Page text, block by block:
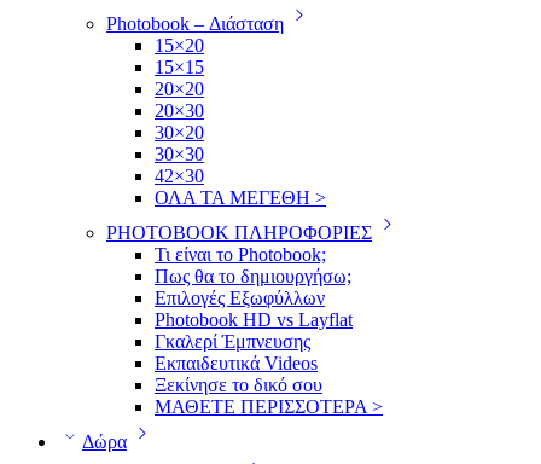
Photobook – Διάσταση
15×20
15×15
20×20
20×30
30×20
30×30
42×30
ΟΛΑ ΤΑ ΜΕΓΕΘΗ >
PHOTOBOOK ΠΛΗΡΟΦΟΡΙΕΣ
Τι είναι το Photobook;
Πως θα το δημιουργήσω;
Επιλογές Εξωφύλλων
Photobook HD vs Layflat
Γκαλερί Έμπνευσης
Εκπαιδευτικά Videos
Ξεκίνησε το δικό σου
ΜΑΘΕΤΕ ΠΕΡΙΣΣΟΤΕΡΑ >
Δώρα